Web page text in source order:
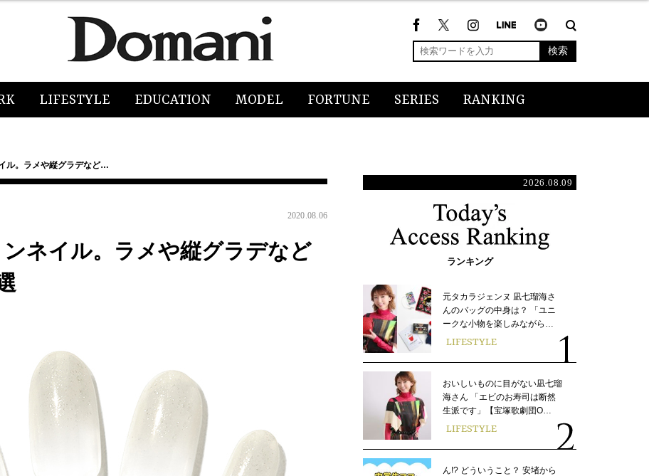
検索
LIFESTYLE EDUCATION MODEL FORTUNE SERIES RANKING
ル。ラメや縦グラデなど…
2020.08.06
ネイル。ラメや縦グラデなど
2026.08.09
ランキング
元タカラジェンヌ 凪七瑠海さ
んのバッグの中身は？ 「ユニ
ークな小物を楽しみながら…
LIFESTYLE
おいしいものに目がない凪七瑠
海さん 「エビのお寿司は断然
生派です」【宝塚歌劇団O…
LIFESTYLE
ん!? どういうこと？ 安堵から